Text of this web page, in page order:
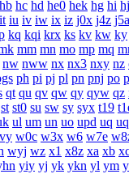
hb hc hd he0 hek hg hi hj
it iu iv iw ix iz j0x j4z j5a
kq kqi krx ks kv kw ky
mm mn mo mp mq
nw nww nx nx3 nxy nz
ph pi pj pl pn pnj po
qt qu qv qw qy qyw qz
st st0 su sw sy syx t19
ul um un uo upd uq
vy w0c w3x w6 w7e
wyj wz x1 x8z xa xb
yiy yj yk ykn yl ym